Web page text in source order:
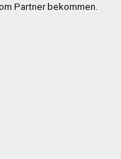
Partner bekommen.